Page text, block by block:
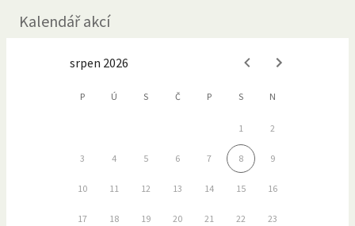
Kalendář akcí
srpen 2026
P Ú S Č P S N
1 2
3 4 5 6 7 8 9
10 11 12 13 14 15 16
17 18 19 20 21 22 23